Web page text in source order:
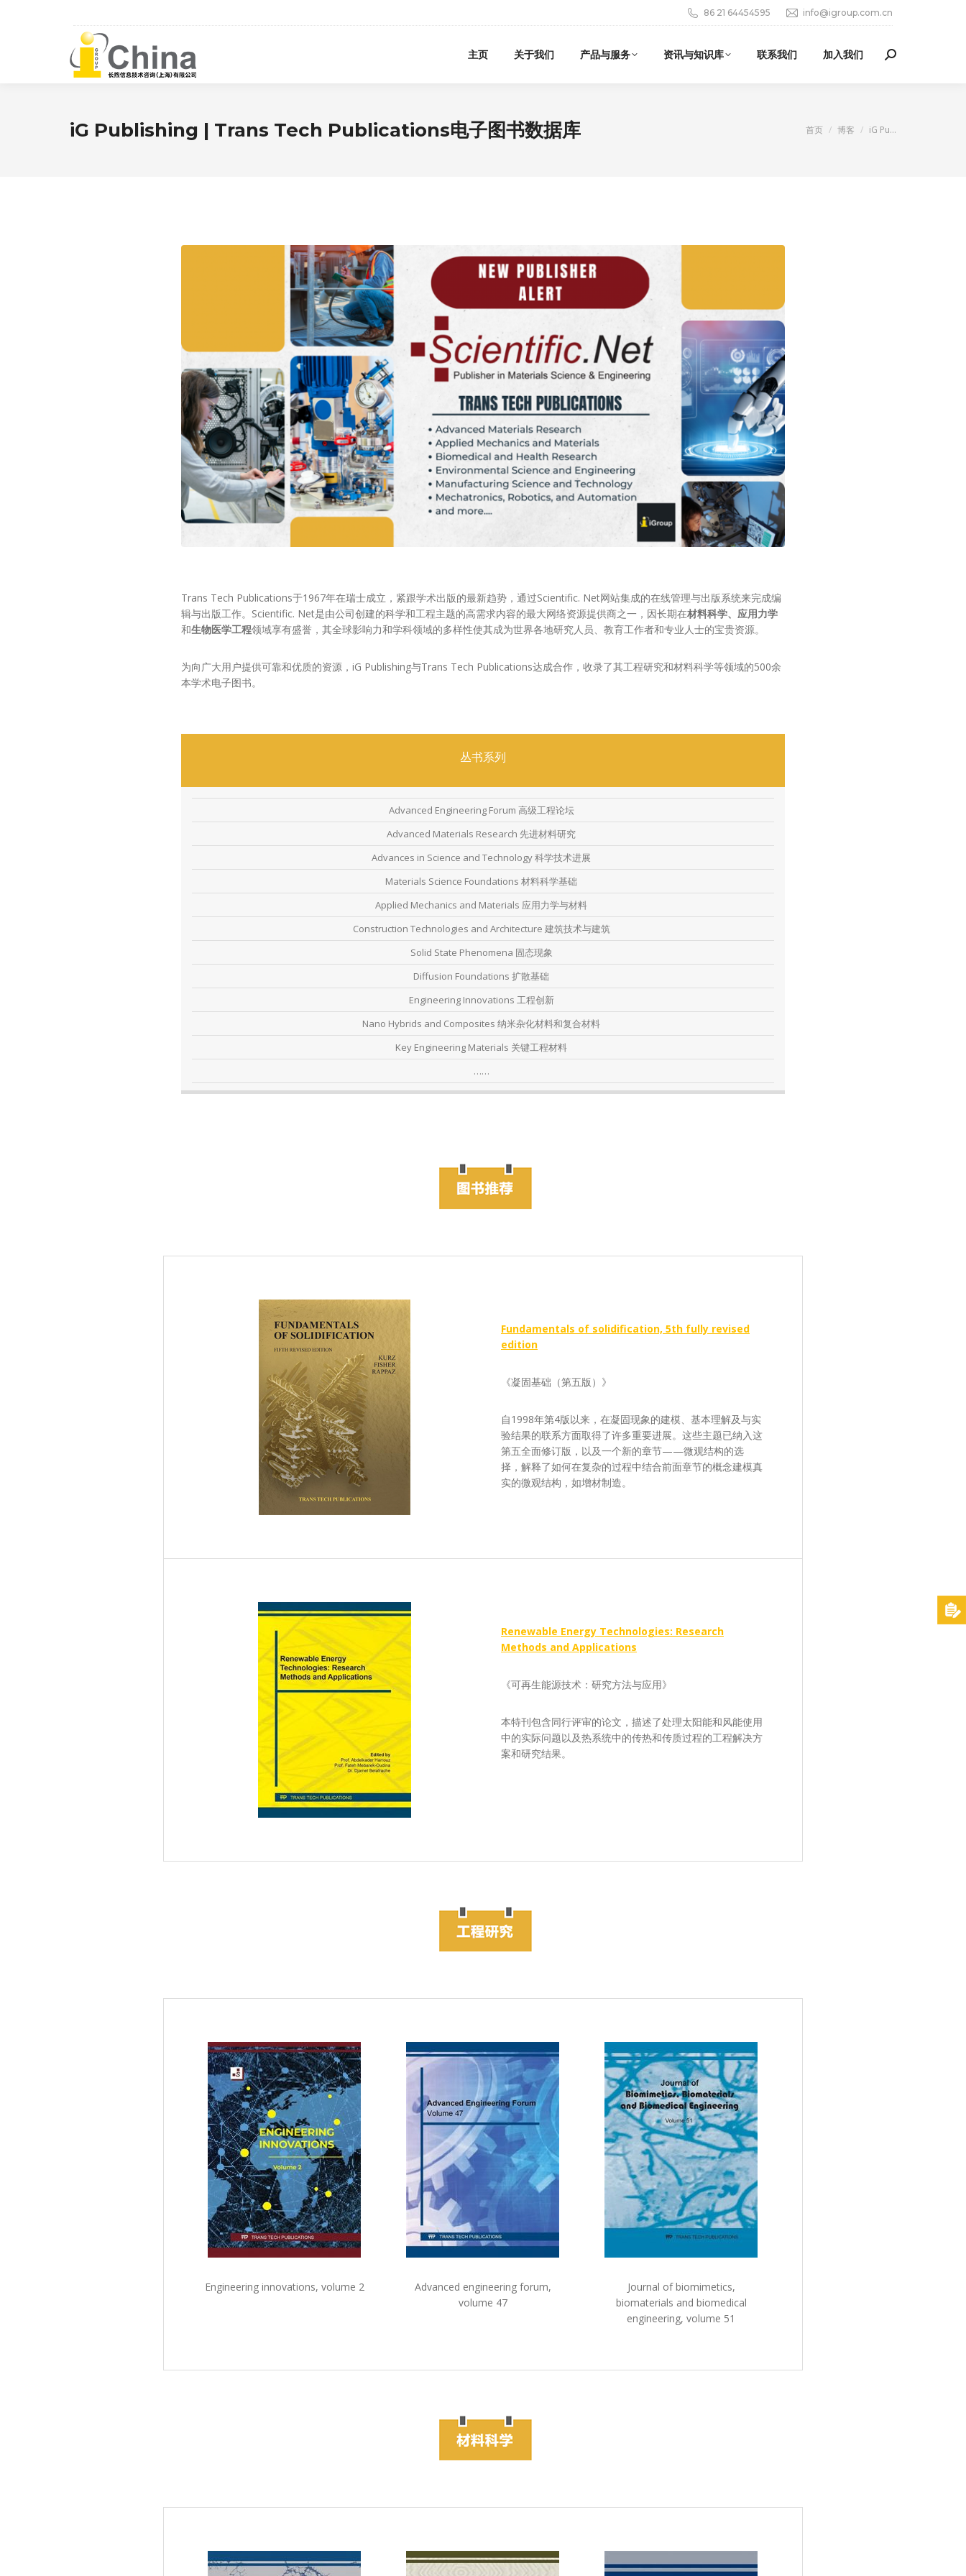
86 21 64454595 info@igroup.com.cn
主页 关于我们 产品与服务 资讯与知识库 联系我们 加入我们 Search:
iG Publishing | Trans Tech Publications电子图书数据库 您在这里：
首页 博客 iG Pu…
Trans Tech Publications于1967年在瑞士成立，紧跟学术出版的最新趋势，通过Scientific. Net网站集成的在线管理与出版系统来完成编
辑与出版工作。Scientific. Net是由公司创建的科学和工程主题的高需求内容的最大网络资源提供商之一，因长期在材料科学、应用力学
和生物医学工程领域享有盛誉，其全球影响力和学科领域的多样性使其成为世界各地研究人员、教育工作者和专业人士的宝贵资源。
为向广大用户提供可靠和优质的资源，iG Publishing与Trans Tech Publications达成合作，收录了其工程研究和材料科学等领域的500余
本学术电子图书。
丛书系列
Advanced Engineering Forum 高级工程论坛
Advanced Materials Research 先进材料研究
Advances in Science and Technology 科学技术进展
Materials Science Foundations 材料科学基础
Applied Mechanics and Materials 应用力学与材料
Construction Technologies and Architecture 建筑技术与建筑
Solid State Phenomena 固态现象
Diffusion Foundations 扩散基础
Engineering Innovations 工程创新
Nano Hybrids and Composites 纳米杂化材料和复合材料
Key Engineering Materials 关键工程材料
……
Fundamentals of solidification, 5th fully revised
edition
《凝固基础（第五版）》
自1998年第4版以来，在凝固现象的建模、基本理解及与实
验结果的联系方面取得了许多重要进展。这些主题已纳入这
第五全面修订版，以及一个新的章节——微观结构的选
择，解释了如何在复杂的过程中结合前面章节的概念建模真
实的微观结构，如增材制造。
Renewable Energy Technologies: Research
Methods and Applications
《可再生能源技术：研究方法与应用》
本特刊包含同行评审的论文，描述了处理太阳能和风能使用
中的实际问题以及热系统中的传热和传质过程的工程解决方
案和研究结果。
Engineering innovations, volume 2
Advanced engineering forum,
volume 47
Journal of biomimetics,
biomaterials and biomedical
engineering, volume 51